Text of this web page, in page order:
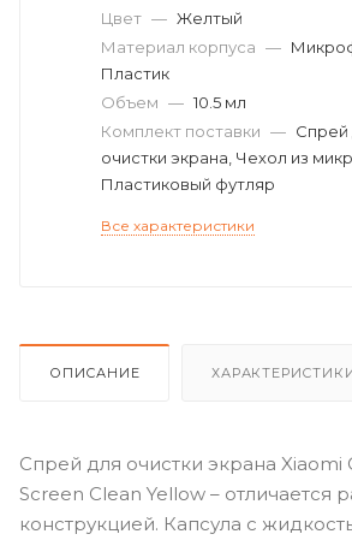
Цвет — Желтый
Материал корпуса —
Пластик
Объем — 10.5 мл
Комплект поставки — Спрей
очистки экрана, Чехол из
Пластиковый футляр
Все характеристики
ОПИСАНИЕ
Спрей для очистки экрана Xiaomi
Screen Clean Yellow – отличается
конструкцией. Капсула с